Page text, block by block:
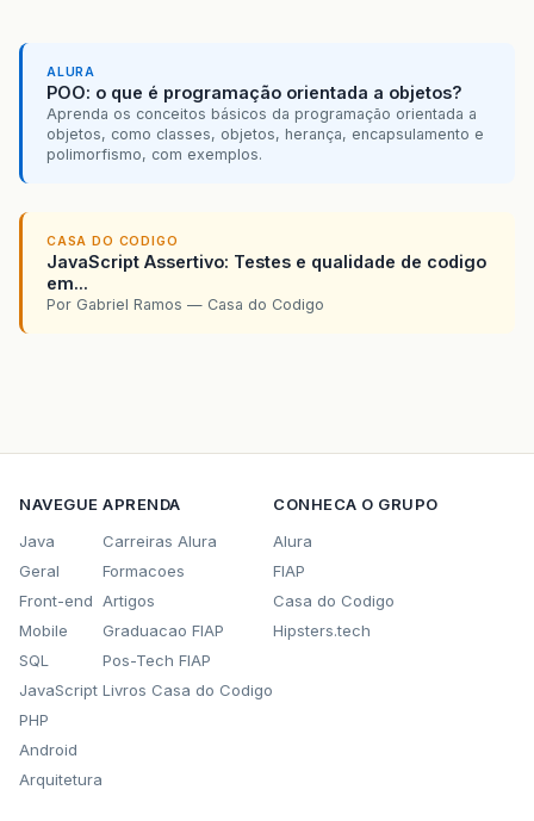
ALURA
POO: o que é programação orientada a objetos?
Aprenda os conceitos básicos da programação orientada a
objetos, como classes, objetos, herança, encapsulamento e
polimorfismo, com exemplos.
CASA DO CODIGO
JavaScript Assertivo: Testes e qualidade de codigo
em...
Por Gabriel Ramos — Casa do Codigo
NAVEGUE
Java
Geral
Front-end
Mobile
SQL
JavaScript
PHP
Android
Arquitetura
APRENDA
Carreiras Alura
Formacoes
Artigos
Graduacao FIAP
Pos-Tech FIAP
Livros Casa do Codigo
CONHECA O GRUPO
Alura
FIAP
Casa do Codigo
Hipsters.tech